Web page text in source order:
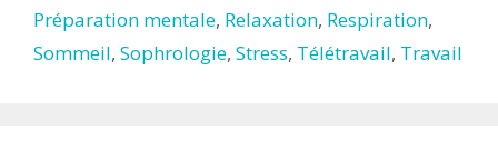
Préparation mentale, Relaxation, Respiration,
Sommeil, Sophrologie, Stress, Télétravail, Travail